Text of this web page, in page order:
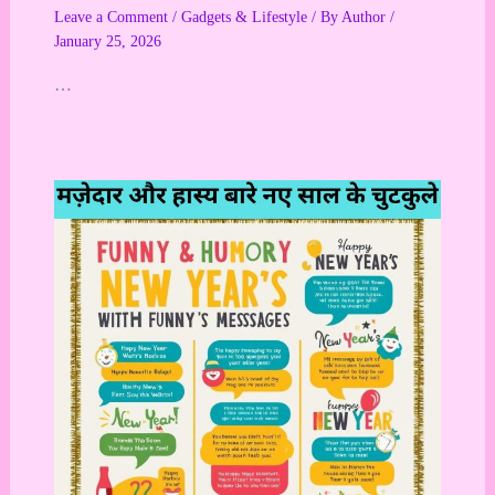
Leave a Comment / Gadgets & Lifestyle/ By Author /
January 25, 2026
…